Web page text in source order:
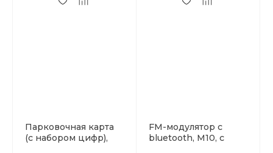
Парковочная карта
(с набором цифр),
FM-модулятор c
bluetooth, M10, с